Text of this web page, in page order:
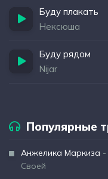
Буду плакать
Нексюша
Буду рядом
Nijar
Популярные
Анжелика Маркиза -
Своей